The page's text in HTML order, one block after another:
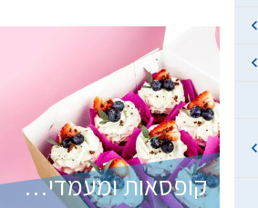
קופסאות ומעמדים לעוגה ולקאפקייקס